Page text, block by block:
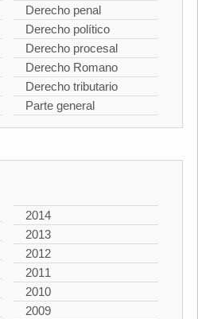
Derecho penal
Derecho político
Derecho procesal
Derecho Romano
Derecho tributario
Parte general
2014
2013
2012
2011
2010
2009